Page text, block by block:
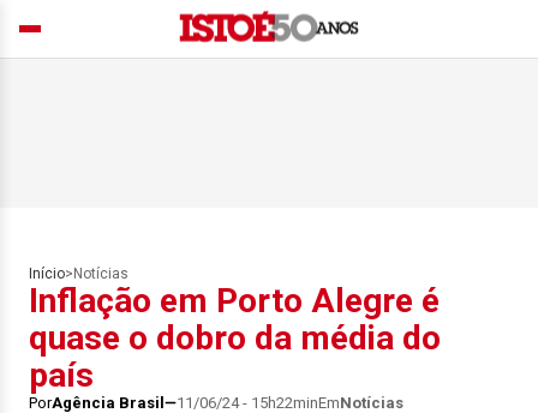
Início> Notícias
Inflação em Porto Alegre é
quase o dobro da média do
país
PorAgência Brasil 11/06/24 - 15h22minEmNotícias